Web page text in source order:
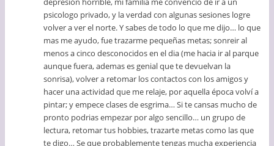
psicologo privado, y la verdad con algunas sesiones logre
volver a ver el norte. Y sabes de todo lo que me dijo… lo que
mas me ayudo, fue trazarme pequeñas metas; sonreir al
menos a cinco desconocidos en el dia (me hacia ir al parque
aunque fuera, ademas es genial que te devuelvan la
sonrisa), volver a retomar los contactos con los amigos y
hacer una actividad que me relaje, por aquella época volví a
pintar; y empece clases de esgrima… Si te cansas mucho de
pronto podrias empezar por algo sencillo… un grupo de
lectura, retomar tus hobbies, trazarte metas como las que
te digo… Se que probablemente tengas mucha experiencia